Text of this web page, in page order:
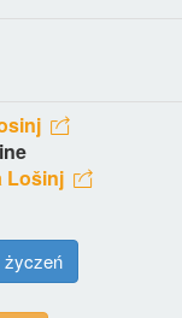
Lošinj
życzeń